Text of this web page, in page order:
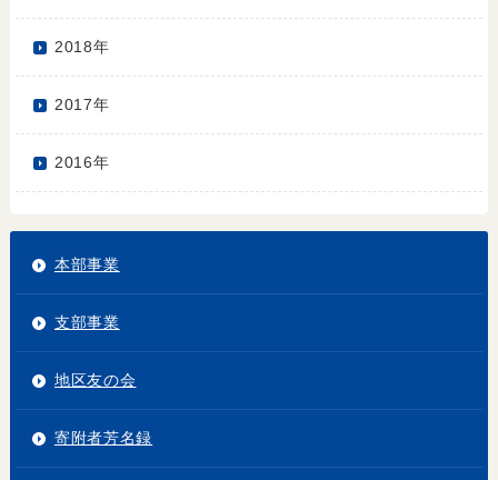
2018年
2017年
2016年
本部事業
支部事業
地区友の会
寄附者芳名録